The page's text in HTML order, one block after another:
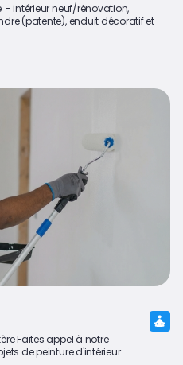
- intérieur neuf/rénovation,
(patente), enduit décoratif et
Faites appel à notre
de peinture d'intérieur...